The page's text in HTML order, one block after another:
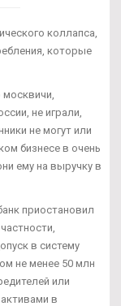
коллапса,
которые
не играли,
не могут или
бизнесе в очень
ему на выручку в
приостановил
в систему
не менее 50 млн
или
в